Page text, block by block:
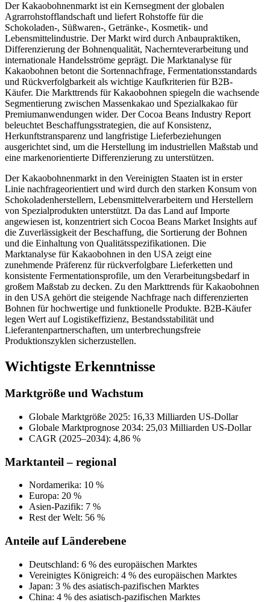
Der Kakaobohnenmarkt ist ein Kernsegment der globalen
Agrarrohstofflandschaft und liefert Rohstoffe für die
Schokoladen-, Süßwaren-, Getränke-, Kosmetik- und
Lebensmittelindustrie. Der Markt wird durch Anbaupraktiken,
Differenzierung der Bohnenqualität, Nachernteverarbeitung und
internationale Handelsströme geprägt. Die Marktanalyse für
Kakaobohnen betont die Sortennachfrage, Fermentationsstandards
und Rückverfolgbarkeit als wichtige Kaufkriterien für B2B-
Käufer. Die Markttrends für Kakaobohnen spiegeln die wachsende
Segmentierung zwischen Massenkakao und Spezialkakao für
Premiumanwendungen wider. Der Cocoa Beans Industry Report
beleuchtet Beschaffungsstrategien, die auf Konsistenz,
Herkunftstransparenz und langfristige Lieferbeziehungen
ausgerichtet sind, um die Herstellung im industriellen Maßstab und
eine markenorientierte Differenzierung zu unterstützen.
Der Kakaobohnenmarkt in den Vereinigten Staaten ist in erster
Linie nachfrageorientiert und wird durch den starken Konsum von
Schokoladenherstellern, Lebensmittelverarbeitern und Herstellern
von Spezialprodukten unterstützt. Da das Land auf Importe
angewiesen ist, konzentriert sich Cocoa Beans Market Insights auf
die Zuverlässigkeit der Beschaffung, die Sortierung der Bohnen
und die Einhaltung von Qualitätsspezifikationen. Die
Marktanalyse für Kakaobohnen in den USA zeigt eine
zunehmende Präferenz für rückverfolgbare Lieferketten und
konsistente Fermentationsprofile, um den Verarbeitungsbedarf in
großem Maßstab zu decken. Zu den Markttrends für Kakaobohnen
in den USA gehört die steigende Nachfrage nach differenzierten
Bohnen für hochwertige und funktionelle Produkte. B2B-Käufer
legen Wert auf Logistikeffizienz, Bestandsstabilität und
Lieferantenpartnerschaften, um unterbrechungsfreie
Produktionszyklen sicherzustellen.
Wichtigste Erkenntnisse
Marktgröße und Wachstum
Globale Marktgröße 2025: 16,33 Milliarden US-Dollar
Globale Marktprognose 2034: 25,03 Milliarden US-Dollar
CAGR (2025–2034): 4,86 ​​%
Marktanteil – regional
Nordamerika: 10 %
Europa: 20 %
Asien-Pazifik: 7 %
Rest der Welt: 56 %
Anteile auf Länderebene
Deutschland: 6 % des europäischen Marktes
Vereinigtes Königreich: 4 % des europäischen Marktes
Japan: 3 % des asiatisch-pazifischen Marktes
China: 4 % des asiatisch-pazifischen Marktes